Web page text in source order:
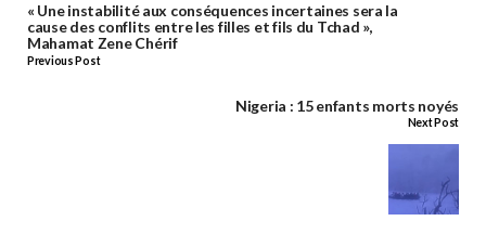
« Une instabilité aux conséquences incertaines sera la
cause des conflits entre les filles et fils du Tchad »,
Mahamat Zene Chérif
Previous Post
Nigeria : 15 enfants morts noyés
Next Post